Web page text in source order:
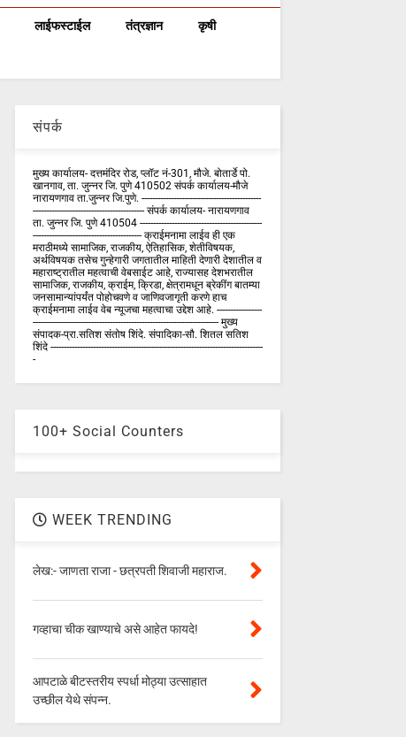
लाईफस्टाईल तंत्रज्ञान कृषी
संपर्क
मुख्य कार्यालय- दत्तमंदिर रोड, प्लॉट नं-301, मौजे. बोतार्डे पो.
खानगाव, ता. जुन्नर जि. पुणे 410502 संपर्क कार्य‍ालय-मौजे
नारायणगाव ता.जुन्नर जि.पुणे. ---------------------------------------------
------------------------------------------ संपर्क कार्यालय- नारायणगाव
ता. जुन्नर जि. पुणे 410504 ----------------------------------------------
----------------------------------------- क्राईमनामा लाईव ही एक
मराठीमध्ये सामाजिक, राजकीय, ऐतिहासिक, शेतीविषयक,
अर्थविषयक तसेच गुन्हेगारी जगतातील माहिती देणारी देशातील व
महाराष्ट्रातील महत्वाची वेबसाईट आहे, राज्यासह देशभरातील
सामाजिक, राजकीय, क्राईम, क्रिडा, क्षेत्रामधून ब्रेकींग बातम्या
जनसामान्यांपर्यंत पोहोचवणे व जाणिवजागृती करणे हाच
क्राईमनामा लाईव वेब न्यूजचा महत्वाचा उद्देश आहे. -----------------
---------------------------------------------------------------------- मुख्य
संपादक-प्रा.सतिश संतोष शिंदे. संपादिका-सौ. शितल सतिश
शिंदे --------------------------------------------------------------------------------
-
100+ Social Counters
WEEK TRENDING
लेख:- जाणता राजा - छत्रपती शिवाजी महाराज.
गव्हाचा चीक खाण्याचे असे आहेत फायदे!
आपटाळे बीटस्तरीय स्पर्धा मोठ्या उत्साहात
उच्छील येथे संपन्न.